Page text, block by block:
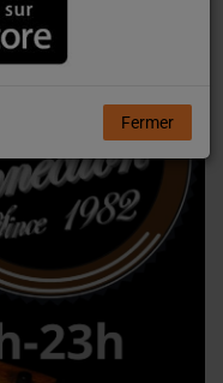
Fermer